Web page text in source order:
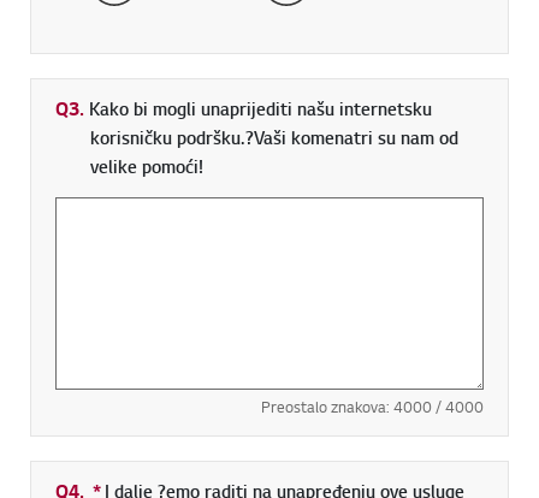
Q3. Kako bi mogli unaprijediti našu internetsku
korisničku podršku.?Vaši komenatri su nam od
velike pomoći!
Preostalo znakova: 4000/ 4000
Q4. *Obavezno polje
I dalje ?emo raditi na unapređenju ove usluge